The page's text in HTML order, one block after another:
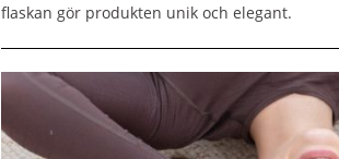
flaskan gör produkten unik och elegant.